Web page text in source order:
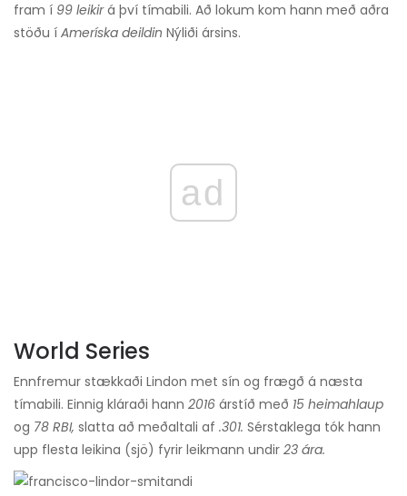
fram í 99 leikirá því tímabili. Að lokum kom hann með aðra
stöðu í Ameríska deildin Nýliði ársins.
ad
World Series
Ennfremur stækkaði Lindon met sín og frægð á næsta
tímabili. Einnig kláraði hann 2016 árstíð með 15 heimahlaup
og 78 RBI, slatta að meðaltali af .301. Sérstaklega tók hann
upp flesta leikina (sjö) fyrir leikmann undir 23 ára.